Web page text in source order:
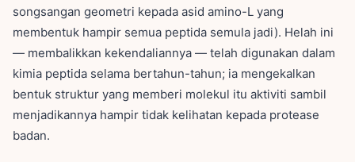
songsangan geometri kepada asid amino-L yang
membentuk hampir semua peptida semula jadi). Helah ini
— membalikkan kekendaliannya — telah digunakan dalam
kimia peptida selama bertahun-tahun; ia mengekalkan
bentuk struktur yang memberi molekul itu aktiviti sambil
menjadikannya hampir tidak kelihatan kepada protease
badan.